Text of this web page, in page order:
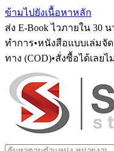
ข้ามไปยังเนื้อหาหลัก
ส่ง E-Book ไวภายใน 30
ทำการ•หนังสือแบบเล่มจั
ทาง (COD)•สั่งซื้อได้เลย